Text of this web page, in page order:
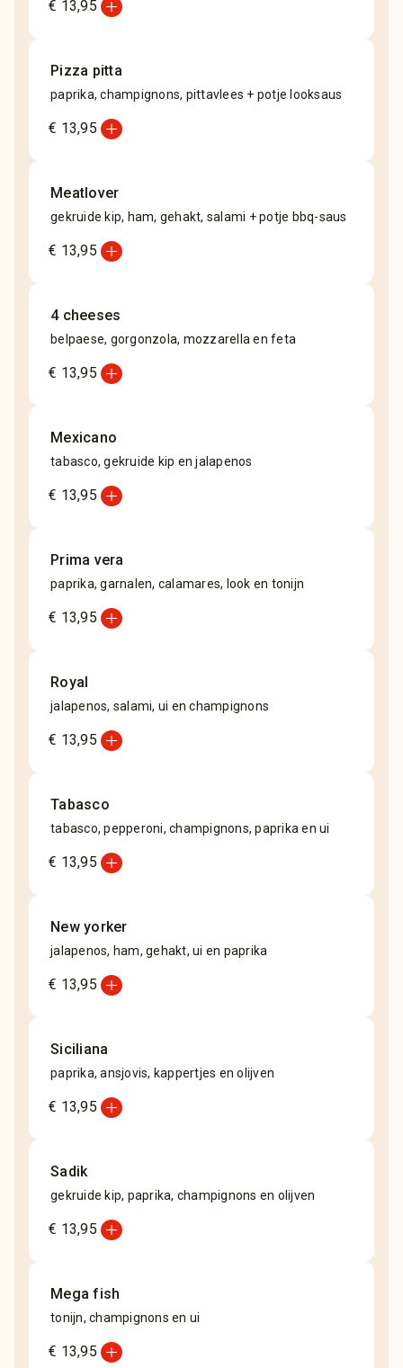
€ 13,95
Pizza pitta
paprika, champignons, pittavlees + potje looksaus
€ 13,95 add_circle
Meatlover
gekruide kip, ham, gehakt, salami + potje bbq-saus
€ 13,95 add_circle
4 cheeses
belpaese, gorgonzola, mozzarella en feta
€ 13,95 add_circle
Mexicano
tabasco, gekruide kip en jalapenos
€ 13,95 add_circle
Prima vera
paprika, garnalen, calamares, look en tonijn
€ 13,95 add_circle
Royal
jalapenos, salami, ui en champignons
€ 13,95 add_circle
Tabasco
tabasco, pepperoni, champignons, paprika en ui
€ 13,95 add_circle
New yorker
jalapenos, ham, gehakt, ui en paprika
€ 13,95 add_circle
Siciliana
paprika, ansjovis, kappertjes en olijven
€ 13,95 add_circle
Sadik
gekruide kip, paprika, champignons en olijven
€ 13,95 add_circle
Mega fish
tonijn, champignons en ui
€ 13,95 add_circle